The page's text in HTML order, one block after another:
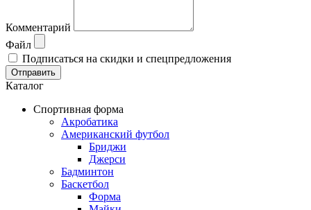
Комментарий
Файл
Подписаться на скидки и спецпредложения
Отправить
Каталог
Спортивная форма
Акробатика
Американский футбол
Бриджи
Джерси
Бадминтон
Баскетбол
Форма